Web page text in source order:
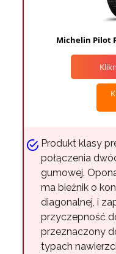
Michelin Pilot
Produkt klasy
połączenia
gumowej.
ma bieżnik o
diagonalnej, i
przyczepność
przeznaczony
typach